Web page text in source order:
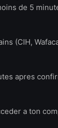
de 5
(CIH,
apres
a ton